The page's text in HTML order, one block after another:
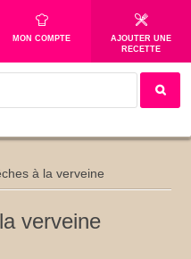
MON COMPTE
AJOUTER UNE
RECETTE
à la verveine
verveine